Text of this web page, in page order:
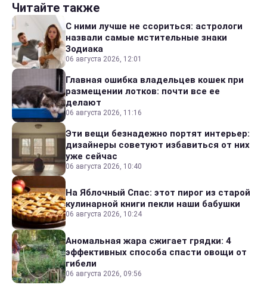
Читайте также
С ними лучше не ссориться: астрологи
назвали самые мстительные знаки
Зодиака
06 августа 2026, 12:01
Главная ошибка владельцев кошек при
размещении лотков: почти все ее
делают
06 августа 2026, 11:16
Эти вещи безнадежно портят интерьер:
дизайнеры советуют избавиться от них
уже сейчас
06 августа 2026, 10:40
На Яблочный Спас: этот пирог из старой
кулинарной книги пекли наши бабушки
06 августа 2026, 10:24
Аномальная жара сжигает грядки: 4
эффективных способа спасти овощи от
гибели
06 августа 2026, 09:56